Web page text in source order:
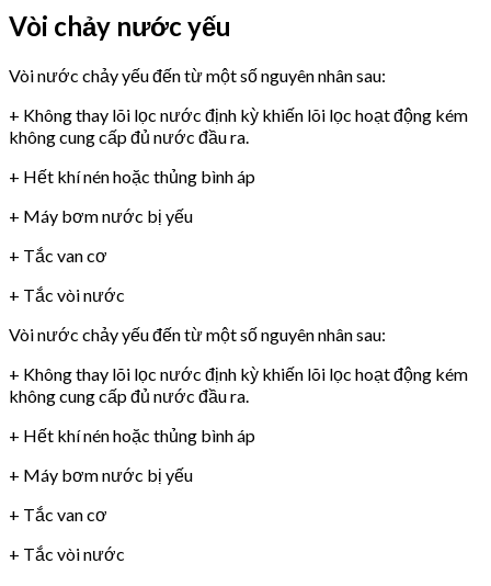
Vòi chảy nước yếu
Vòi nước chảy yếu đến từ một số nguyên nhân sau:
+ Không thay lõi lọc nước định kỳ khiến lõi lọc hoạt động kém
không cung cấp đủ nước đầu ra.
+ Hết khí nén hoặc thủng bình áp
+ Máy bơm nước bị yếu
+ Tắc van cơ
+ Tắc vòi nước
Vòi nước chảy yếu đến từ một số nguyên nhân sau:
+ Không thay lõi lọc nước định kỳ khiến lõi lọc hoạt động kém
không cung cấp đủ nước đầu ra.
+ Hết khí nén hoặc thủng bình áp
+ Máy bơm nước bị yếu
+ Tắc van cơ
+ Tắc vòi nước